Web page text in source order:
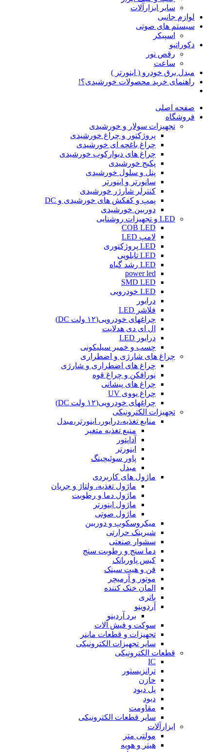
سایر ابزارآلات
لوازم جانبی
سیستم های صوتی
اسپیکر
دکوراتیو
رقص نور
ساعت
مبدل برق خودرو ( اینورتر )
راهنمای خرید محصولات خورشیدی؟!
صفحه اصلی
فروشگاه
تجهیزات سولار و خورشیدی
پروژکتور و چراغ خورشیدی
چراغ باغچه ای خورشیدی
چراغ های دیوارکوب خورشیدی
پکیج خورشیدی
پنل و سلول خورشیدی
سانورتر و اینورتر
کنترلر شارژر خورشیدی
پمپ و کفکش های خورشیدی و DC
دوربین خورشیدی
LED و تجهیزات روشنایی
COB LED
لامپ LED
LED پروژکتوری
LED تابلویی
LED رشد گیاه
power led
SMD LED
LED خودرویی
درایور
فلاشر LED
چراغهای خودرویی(۱۲ ولت DC)
ال ای دی هدلایت
درایور LED
چسب و خمیر سیلیکونی
چراغ های شارژی و اضطراری
چراغ های اضطراری و شارژی
نورافکن و چراغ قوه
چراغ های پیشانی
چراغ یووی UV
چراغهای خودرویی(۱۲ ولت DC)
تجهیزات الکترونیکی
منابع تغذیه،درایور، اینورتر،مبدل
منبع تغذیه متغیر
آداپتور
اینورتر
پاور سوئیچینگ
مبدل
ماژول های کاربردی
ماژول تغذیه، ولتاژ و جریان
ماژول دما و رطوبت
ماژول اینورتر
ماژول صوتی
میکروسکوپ و دوربین
شیرینک حرارتی
سشوار صنعتی
دما سنج و رطوبت سنج
کیس پاوربانک
فن و هیت سینک
موتور و آرمیچر
المان خنک کننده
باتری
آردوینو
برد آردینو
سوکت و فیش آلات
تجهیزات و قطعات ماینر
سایر تجهیزات الکترونیکی
قطعات الکترونیکی
IC
ترانزیستور
خازن
پل دیود
دیود
مقاومت
سایر قطعات الکترونیکی
ابزارآلات
مولتی متر
هیتر و هویه